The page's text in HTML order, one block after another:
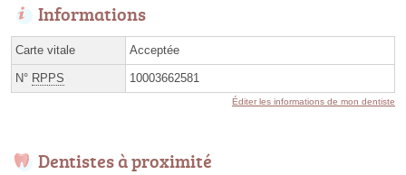
Informations
Carte vitale Acceptée
N° RPPS 10003662581
Éditer les informations de mon dentiste
Dentistes à proximité